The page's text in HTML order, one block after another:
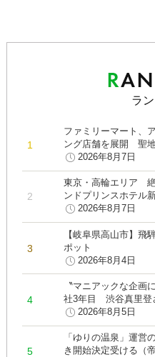
ラ
ファミリーマート、
ング店舗を展開 聖
2026年8月7日
東京・高輪エリア
ンドプリンスホテル
2026年8月7日
【岐阜県高山市】飛
ポット
2026年8月4日
〝マニアックな企画
社3年目 渋谷真里登
2026年8月5日
「ゆりの温泉」運営
き開始決定受ける（